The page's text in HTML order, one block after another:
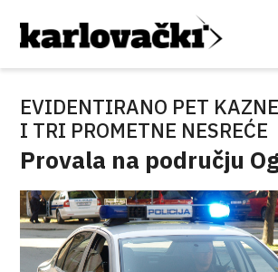
EVIDENTIRANO PET
I TRI PROMETNE NESREĆE
Provala na području